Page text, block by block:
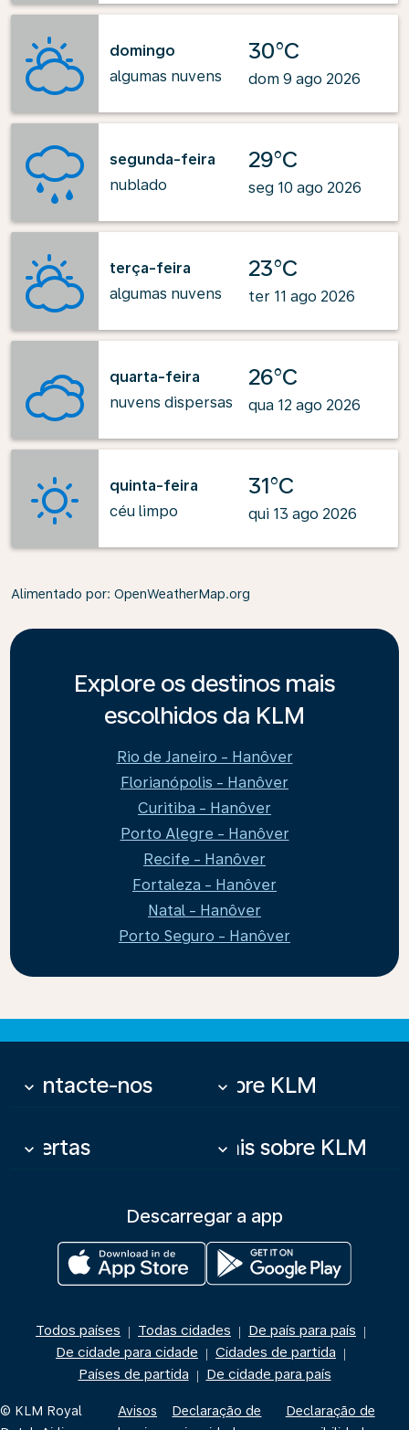
domingo
algumas nuvens
30°C
dom 9 ago 2026
segunda-feira
nublado
29°C
seg 10 ago 2026
terça-feira
algumas nuvens
23°C
ter 11 ago 2026
quarta-feira
nuvens dispersas
26°C
qua 12 ago 2026
quinta-feira
céu limpo
31°C
qui 13 ago 2026
Alimentado por: OpenWeatherMap.org
Explore os destinos mais
escolhidos da KLM
Rio de Janeiro - Hanôver
Florianópolis - Hanôver
Curitiba - Hanôver
Porto Alegre - Hanôver
Recife - Hanôver
Fortaleza - Hanôver
Natal - Hanôver
Porto Seguro - Hanôver
Contacte-nos
keyboard_arrow_down Sobre KLM
keyboard_arrow_down
Ofertas
keyboard_arrow_down Mais sobre KLM
keyboard_arrow_down
Descarregar a app
Todos países | Todas cidades | De país para país |
De cidade para cidade | Cidades de partida |
Países de partida | De cidade para país
© KLM Royal
Avisos
Declaração de
Declaração de